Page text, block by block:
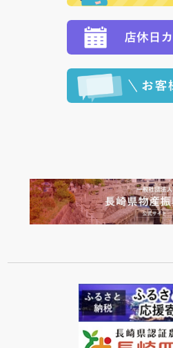
ます。 （到着日指定をされて
程に合わせてお届けいたします